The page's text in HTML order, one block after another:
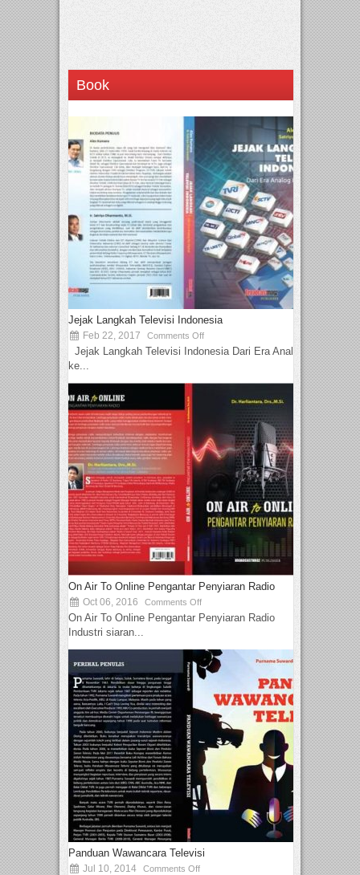
Book
Jejak Langkah Televisi Indonesia
Feb 22, 2017 Comments Off
Jejak Langkah Televisi Indonesia Dari Era Analog
ke...
On Air To Online Pengantar Penyiaran Radio
Oct 06, 2016 Comments Off
On Air To Online Pengantar Penyiaran Radio
Industri siaran...
Panduan Wawancara Televisi
Jul 10, 2014 Comments Off